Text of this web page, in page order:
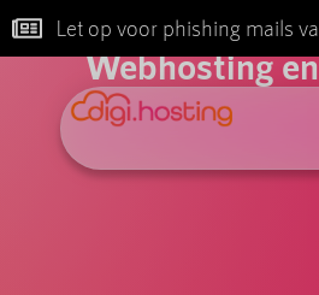
Let op voor phishing mails
Webhosting